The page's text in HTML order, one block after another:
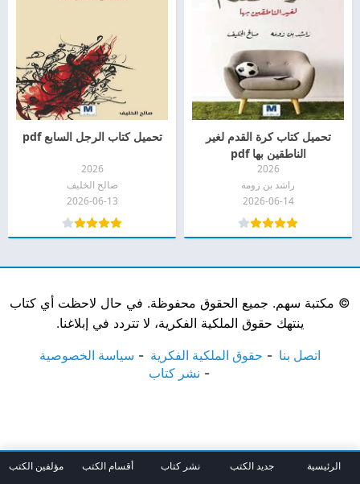
تحميل كتاب كرة القدم لغير
الناطقين بها pdf
2026
راشد بن زومه
2026-06-14
تحميل كتاب الرجل السابع pdf
2026
صالح الخليف
2026-06-13
© مكتبة سهم. جميع الحقوق محفوظة. في حال لاحظت أي كتاب
ينتهك حقوق الملكية الفكرية، لا تتردد في إبلاغنا.
اتصل بنا حقوق الملكية الفكرية
سياسة الخصوصية
نشر كتاب
الرئيسية جديد الكتب نشر كتاب أقسام الكتب مؤلفين الكتب